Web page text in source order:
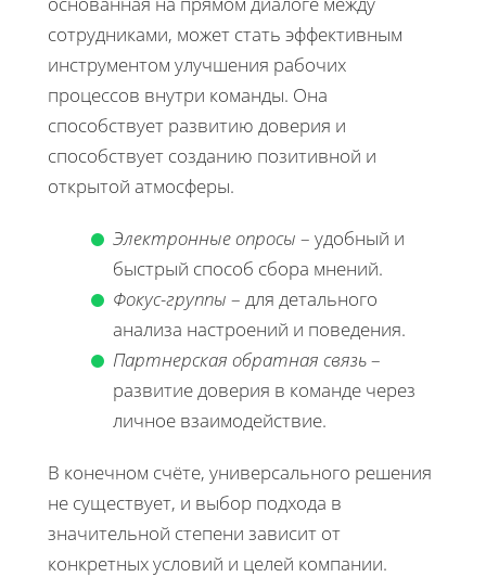
сотрудниками, может стать эффективным
инструментом улучшения рабочих
процессов внутри команды. Она
способствует развитию доверия и
способствует созданию позитивной и
открытой атмосферы.
Электронные опросы – удобный и
быстрый способ сбора мнений.
Фокус-группы – для детального
анализа настроений и поведения.
Партнерская обратная связь–
развитие доверия в команде через
личное взаимодействие.
В конечном счёте, универсального решения
не существует, и выбор подхода в
значительной степени зависит от
конкретных условий и целей компании.